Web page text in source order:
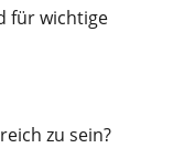
für wichtige
zu sein?